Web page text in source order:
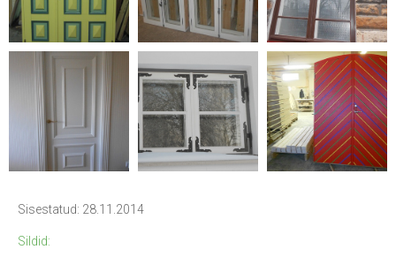
Sisestatud: 28.11.2014
Sildid: